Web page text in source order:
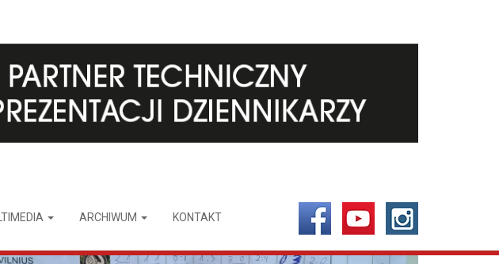
ARCHIWUM KONTAKT